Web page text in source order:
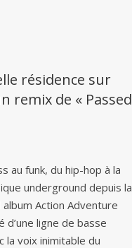
résidence sur
remix de « Passed
au funk, du hip-hop à la
underground depuis la
Action Adventure
ligne de basse
voix inimitable du